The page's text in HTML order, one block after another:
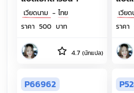
เวียดนาม - ไทย
ราคา 500 บาท
4.7 (นักแปล)
เวีย
ราคา
P66962